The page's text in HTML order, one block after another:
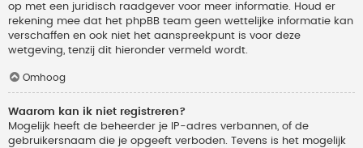
op met een juridisch raadgever voor meer informatie. Houd er
rekening mee dat het phpBB team geen wettelijke informatie kan
verschaffen en ook niet het aanspreekpunt is voor deze
wetgeving, tenzij dit hieronder vermeld wordt.
Omhoog
Waarom kan ik niet registreren?
Mogelijk heeft de beheerder je IP-adres verbannen, of de
gebruikersnaam die je opgeeft verboden. Tevens is het mogelijk